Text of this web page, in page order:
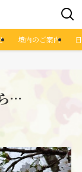
境内のご案内
…